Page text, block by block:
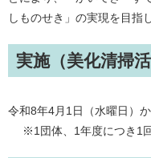
しものせき」の実現を目指
実施（美化清掃
令和8年4月1日（水曜日）
※1団体、1年度につき1回